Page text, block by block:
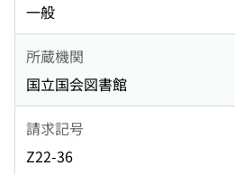
一般
所蔵機関
国立国会図書館
請求記号
Z22-36